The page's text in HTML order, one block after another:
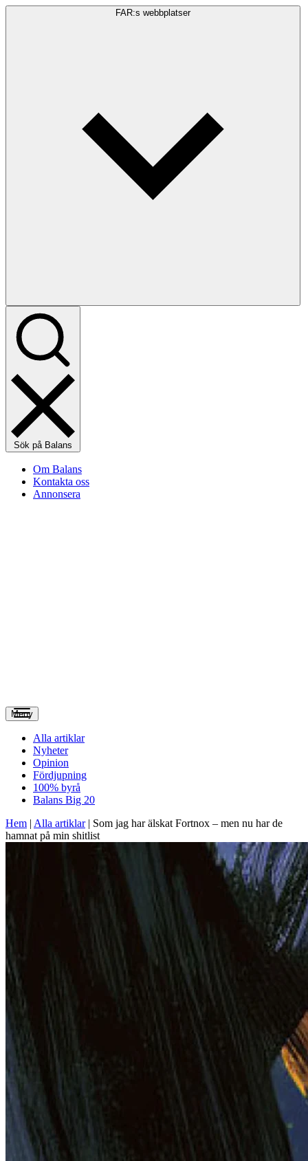
FAR:s webbplatser
Sök på Balans
Om Balans
Kontakta oss
Annonsera
Meny
Alla artiklar
Nyheter
Opinion
Fördjupning
100% byrå
Balans Big 20
Hem | Alla artiklar| Som jag har älskat Fortnox – men nu har de
hamnat på min shitlist